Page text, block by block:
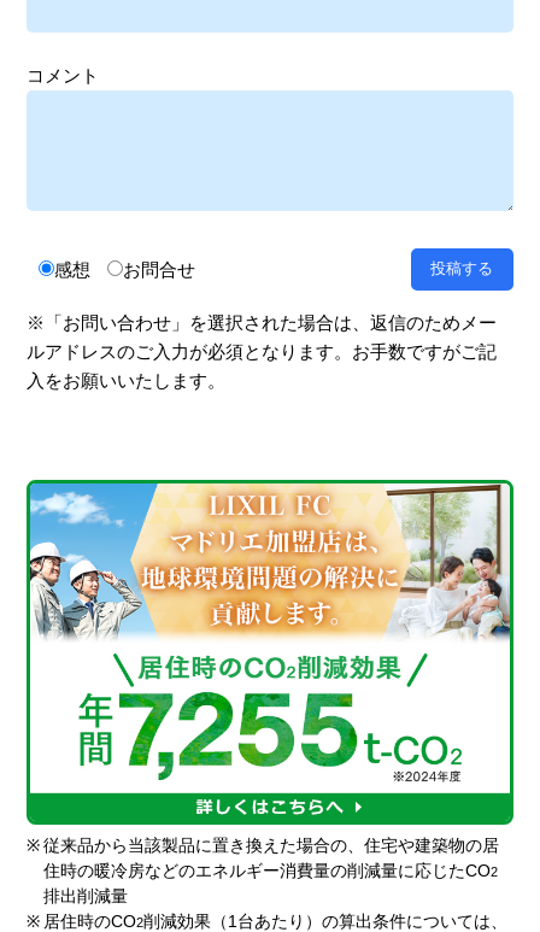
コメント
感想 お問合せ
※「お問い合わせ」を選択された場合は、返信のためメー
ルアドレスのご入力が必須となります。お手数ですがご記
入をお願いいたします。
※ 従来品から当該製品に置き換えた場合の、住宅や建築物の居
住時の暖冷房などのエネルギー消費量の削減量に応じたCO2
排出削減量
※ 居住時のCO2削減効果（1台あたり）の算出条件については、